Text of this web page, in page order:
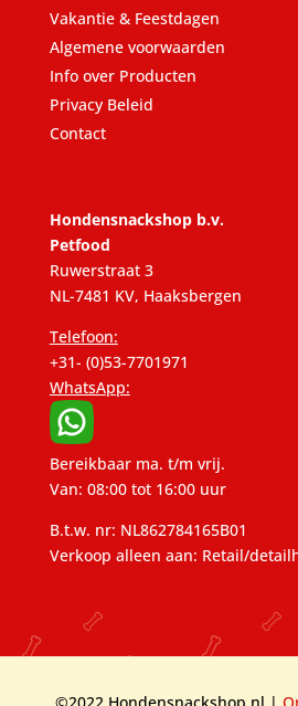
Vakantie & Feestdagen
Algemene voorwaarden
Info over Producten
Privacy Beleid
Contact
Hondensnackshop b.v.
Petfood
Ruwerstraat 3
NL-7481 KV, Haaksbergen
Telefoon:
+31- (0)53-7701971
WhatsApp:
Bereikbaar ma. t/m vrij.
Van: 08:00 tot 16:00 uur
B.t.w. nr: NL862784165B01
Verkoop alleen aan: Retail/